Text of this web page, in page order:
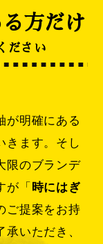
方だけ
ださい
が明確にある
きます。そし
限のブランデ
が「時にはぎ
ご提案をお持
いただき、